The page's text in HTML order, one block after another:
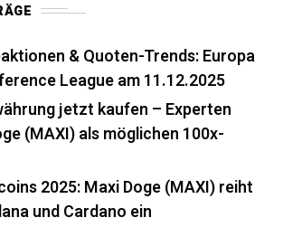
& Quoten-Trends: Europa
League am 11.12.2025
jetzt kaufen – Experten
(MAXI) als möglichen 100x-
2025: Maxi Doge (MAXI) reiht
und Cardano ein